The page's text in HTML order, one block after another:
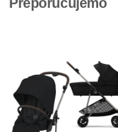
Preporučujemo